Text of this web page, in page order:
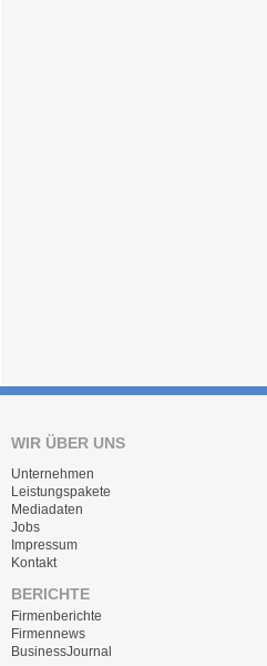
WIR ÜBER UNS
Unternehmen
Leistungspakete
Mediadaten
Jobs
Impressum
Kontakt
BERICHTE
Firmenberichte
Firmennews
BusinessJournal